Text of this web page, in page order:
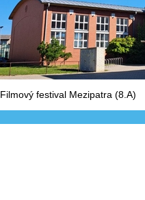
Filmový festival Mezipatra (8.A)